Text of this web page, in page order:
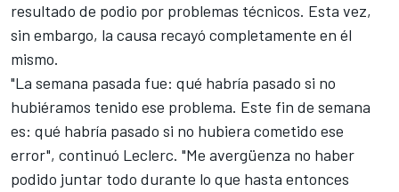
resultado de podio por problemas técnicos. Esta vez,
sin embargo, la causa recayó completamente en él
mismo.
"La semana pasada fue: qué habría pasado si no
hubiéramos tenido ese problema. Este fin de semana
es: qué habría pasado si no hubiera cometido ese
error", continuó Leclerc. "Me avergüenza no haber
podido juntar todo durante lo que hasta entonces